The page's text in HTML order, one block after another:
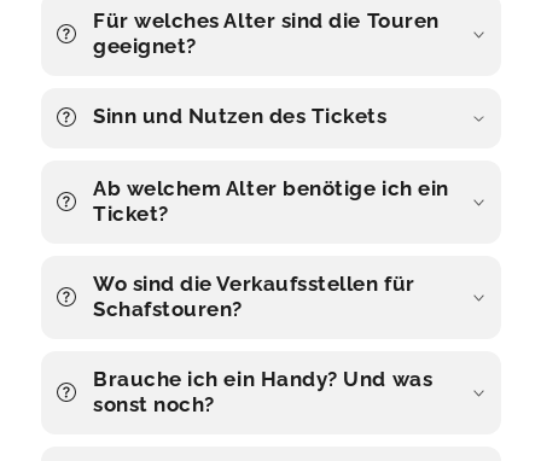
Für welches Alter sind die Touren
geeignet?
Sinn und Nutzen des Tickets
Ab welchem Alter benötige ich ein
Ticket?
Wo sind die Verkaufsstellen für
Schafstouren?
Brauche ich ein Handy? Und was
sonst noch?